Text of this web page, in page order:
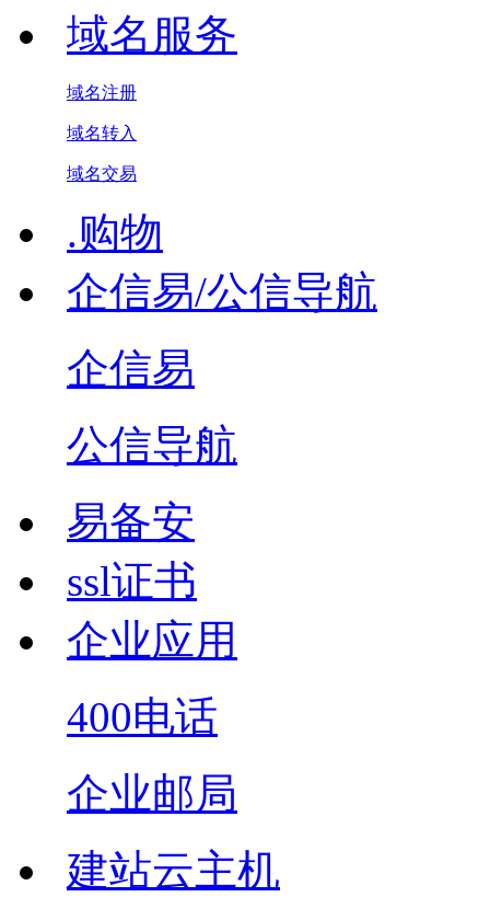
域名服务
域名注册
域名转入
域名交易
.购物
企信易/公信导航
企信易
公信导航
易备安
ssl证书
企业应用
400电话
企业邮局
建站云主机